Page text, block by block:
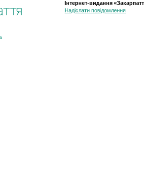
Інтернет-видання
Надіслати повідомлення